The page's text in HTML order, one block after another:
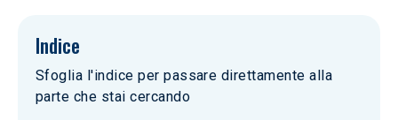
Indice
Sfoglia l'indice per passare direttamente alla
parte che stai cercando